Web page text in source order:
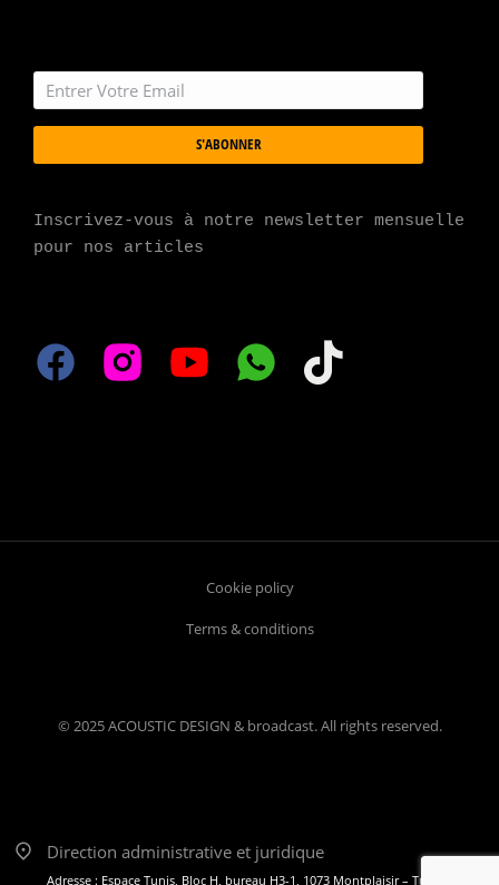
S'ABONNER
Inscrivez-vous à notre newsletter mensuelle
pour nos articles
© 2025 ACOUSTIC DESIGN & broadcast. All rights reserved.
Cookie policy
Terms & conditions
Direction administrative et juridique
Adresse : Espace Tunis, Bloc H, bureau H3-1, 1073 Montplaisir – Tunis